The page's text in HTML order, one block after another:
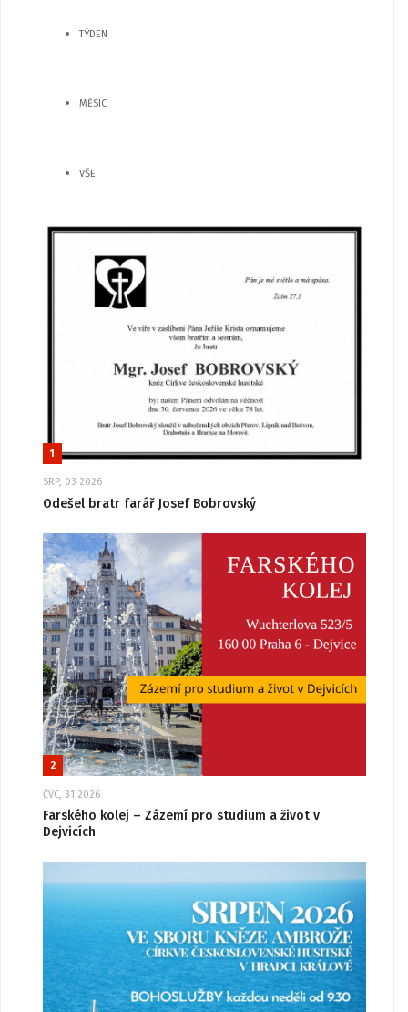
TÝDEN
MĚSÍC
VŠE
1
SRP, 03 2026
Odešel bratr farář Josef Bobrovský
2
ČVC, 31 2026
Farského kolej – Zázemí pro studium a život v
Dejvicích